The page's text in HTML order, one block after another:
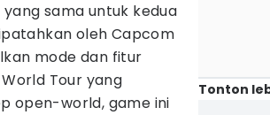
sama untuk kedua
oleh Capcom
mode dan fitur
Tour yang
open-world, game ini
Tonton